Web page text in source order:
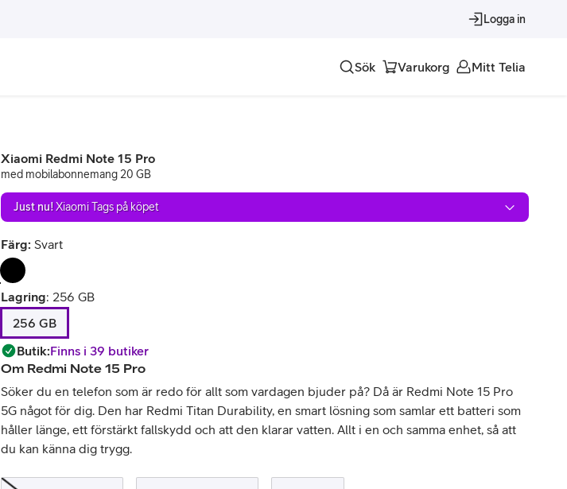
Logga in
Köp kontantkort
Ladda kontantkort
Laddningscheck
Sök Varukorg Mitt Telia
Xiaomi Redmi Note 15 Pro
med mobilabonnemang 20 GB
Just nu!Xiaomi Tags på köpet
Färg: Svart
Lagring: 256 GB
256 GB
Butik:Finns i 39 butiker
Om Redmi Note 15 Pro
Söker du en telefon som är redo för allt som vardagen bjuder på? Då är Redmi Note 15 Pro
5G något för dig. Den har Redmi Titan Durability, en smart lösning som samlar ett batteri som
håller länge, ett förstärkt fallskydd och att den klarar vatten. Allt i en och samma enhet, så att
du kan känna dig trygg.